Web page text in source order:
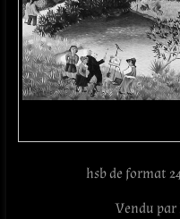
hsb de format
Vendu par